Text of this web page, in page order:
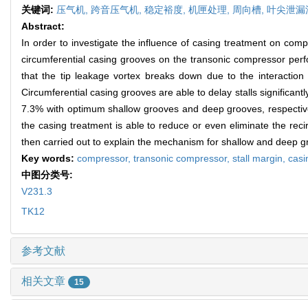
关键词: 压气机, 跨音压气机, 稳定裕度, 机匣处理, 周向槽, 叶尖泄漏
Abstract:
In order to investigate the influence of casing treatment on
circumferential casing grooves on the transonic compressor
that the tip leakage vortex breaks down due to the
Circumferential casing grooves are able to delay stalls
7.3% with optimum shallow grooves and deep grooves,
the casing treatment is able to reduce or even eliminate the
then carried out to explain the mechanism for shallow and deep
Key words: compressor, transonic compressor, stall margin,
中图分类号:
V231.3
TK12
参考文献
相关文章 15